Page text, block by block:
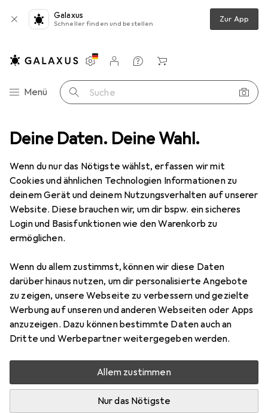
Deine Daten. Deine Wahl.
Wenn du nur das Nötigste wählst, erfassen wir mit
Cookies und ähnlichen Technologien Informationen zu
deinem Gerät und deinem Nutzungsverhalten auf unserer
Website. Diese brauchen wir, um dir bspw. ein sicheres
Login und Basisfunktionen wie den Warenkorb zu
ermöglichen.
Wenn du allem zustimmst, können wir diese Daten
darüber hinaus nutzen, um dir personalisierte Angebote
zu zeigen, unsere Webseite zu verbessern und gezielte
Werbung auf unseren und anderen Webseiten oder Apps
anzuzeigen. Dazu können bestimmte Daten auch an
Dritte und Werbepartner weitergegeben werden.
Allem zustimmen
Nur das Nötigste
Galaxus
Schneller finden und bestellen Zur App
Navigation nach Kategorien
Menü Suche
Einstellungen
Kundenkonto
Vergleichslisten
Merklisten
Warenkorb
Kellerregal Steck Tablarhalter für Holztablare für Regalsysteme
SteckTablarhalter für Holztablare für
Regalsysteme
Preis in EUR inkl. MwSt.
EUR
25,90
Bewertungen Marke
Mehr von Steck
Zwischen Sa, 15.8. und Di, 18.8. geliefert
Mehr als 10 Stück an Lager beim Lieferanten
Lieferort angeben für genaue Lieferzeit